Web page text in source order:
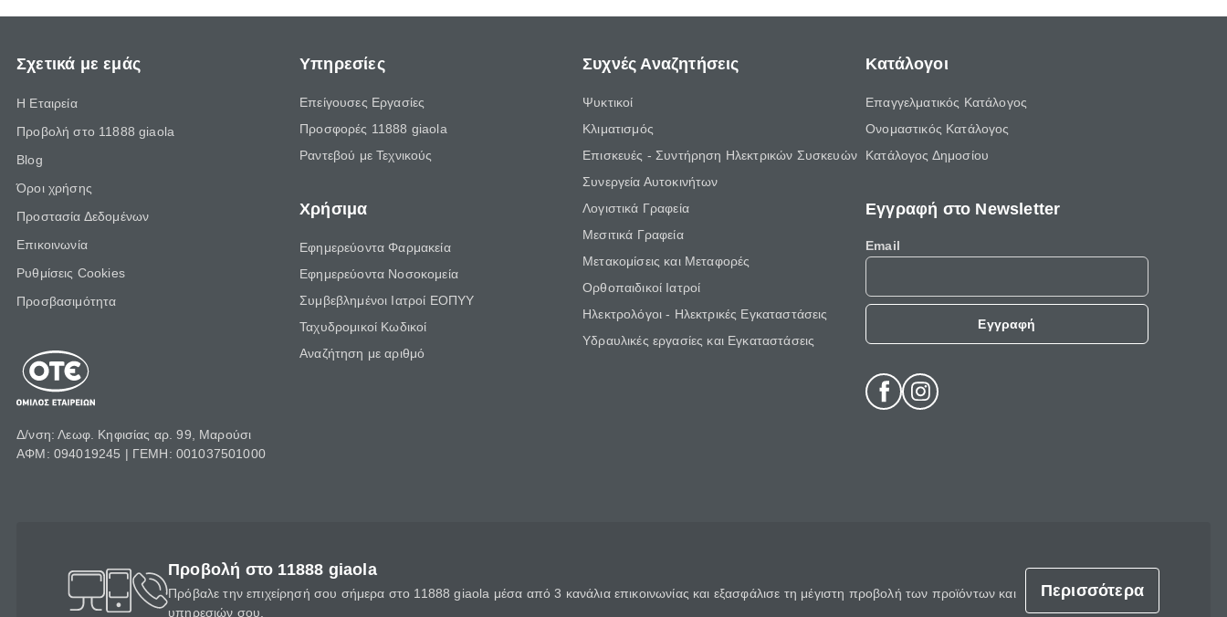
Σχετικά με εμάς
Η Εταιρεία
Προβολή στο 11888 giaola
Blog
Όροι χρήσης
Προστασία Δεδομένων
Επικοινωνία
Ρυθμίσεις Cookies
Προσβασιμότητα
Δ/νση: Λεωφ. Κηφισίας αρ. 99, Μαρούσι
ΑΦΜ: 094019245 | ΓΕΜΗ: 001037501000
Υπηρεσίες
Επείγουσες Εργασίες
Προσφορές 11888 giaola
Ραντεβού με Τεχνικούς
Χρήσιμα
Εφημερεύοντα Φαρμακεία
Εφημερεύοντα Νοσοκομεία
Συμβεβλημένοι Ιατροί ΕΟΠΥΥ
Ταχυδρομικοί Κωδικοί
Αναζήτηση με αριθμό
Συχνές Αναζητήσεις
Ψυκτικοί
Κλιματισμός
Επισκευές - Συντήρηση Ηλεκτρικών Συσκευών
Συνεργεία Αυτοκινήτων
Λογιστικά Γραφεία
Μεσιτικά Γραφεία
Μετακομίσεις και Μεταφορές
Ορθοπαιδικοί Ιατροί
Ηλεκτρολόγοι - Ηλεκτρικές Εγκαταστάσεις
Υδραυλικές εργασίες και Εγκαταστάσεις
Κατάλογοι
Επαγγελματικός Κατάλογος
Ονομαστικός Κατάλογος
Κατάλογος Δημοσίου
Εγγραφή στο Newsletter
Email
Εγγραφή
Προβολή στο 11888 giaola
Πρόβαλε την επιχείρησή σου σήμερα στο 11888 giaola μέσα από 3 κανάλια επικοινωνίας και εξασφάλισε τη μέγιστη προβολή των προϊόντων και
υπηρεσιών σου.
Περισσότερα